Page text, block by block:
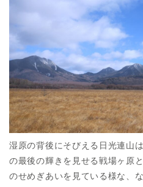
湿原の背後にそびえる日光連山
の最後の輝きを見せる戦場ヶ原
のせめぎあいを見ている様な、